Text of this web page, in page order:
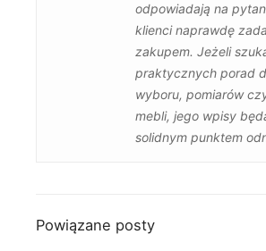
odpowiadają na
klienci naprawdę
zakupem. Jeżeli
praktycznych porad
wyboru, pomiarów
mebli, jego wpisy
solidnym punktem
Powiązane posty